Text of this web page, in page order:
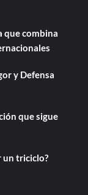
que combina
y Defensa
que sigue
un triciclo?